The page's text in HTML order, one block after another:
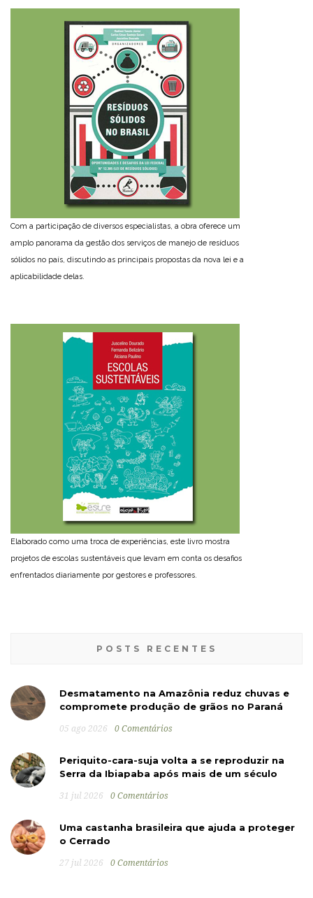
Com a participação de diversos especialistas, a obra oferece um
amplo panorama da gestão dos serviços de manejo de resíduos
sólidos no país, discutindo as principais propostas da nova lei e a
aplicabilidade delas.
Elaborado como uma troca de experiências, este livro mostra
projetos de escolas sustentáveis que levam em conta os desafios
enfrentados diariamente por gestores e professores.
POSTS RECENTES
Desmatamento na Amazônia reduz chuvas e
compromete produção de grãos no Paraná
05 ago 2026 0 Comentários
Periquito-cara-suja volta a se reproduzir na
Serra da Ibiapaba após mais de um século
31 jul 2026 0 Comentários
Uma castanha brasileira que ajuda a proteger
o Cerrado
27 jul 2026 0 Comentários